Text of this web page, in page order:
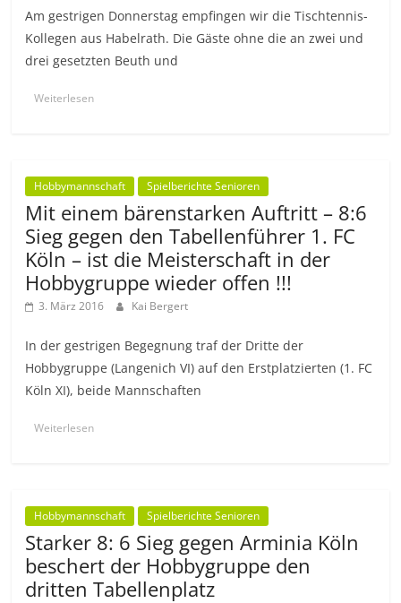
Am gestrigen Donnerstag empfingen wir die Tischtennis-
Kollegen aus Habelrath. Die Gäste ohne die an zwei und
drei gesetzten Beuth und
Weiterlesen
Hobbymannschaft Spielberichte Senioren
Mit einem bärenstarken Auftritt – 8:6
Sieg gegen den Tabellenführer 1. FC
Köln – ist die Meisterschaft in der
Hobbygruppe wieder offen !!!
3. März 2016 Kai Bergert
In der gestrigen Begegnung traf der Dritte der
Hobbygruppe (Langenich VI) auf den Erstplatzierten (1. FC
Köln XI), beide Mannschaften
Weiterlesen
Hobbymannschaft Spielberichte Senioren
Starker 8: 6 Sieg gegen Arminia Köln
beschert der Hobbygruppe den
dritten Tabellenplatz